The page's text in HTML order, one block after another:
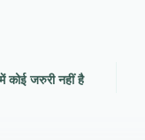
कोई जरुरी नहीं है